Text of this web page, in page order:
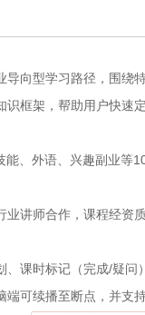
向型学习路径，围绕
框架，帮助用户快速
、外语、兴趣副业等
讲师合作，课程经资
课时标记（完成/疑问
可续播至断点，并支